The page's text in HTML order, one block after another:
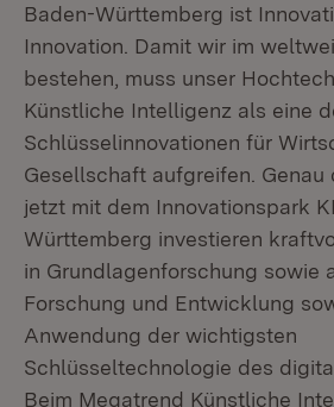
Baden-Württemberg ist
Innovation. Damit wir im
bestehen, muss unser
Künstliche Intelligenz als eine
Schlüsselinnovationen für
Gesellschaft aufgreifen. Genau
jetzt mit dem Innovationspark
Württemberg investieren
in Grundlagenforschung sowie
Forschung und Entwicklung
Anwendung der wichtigsten
Schlüsseltechnologie des
Beim Megatrend Künstliche